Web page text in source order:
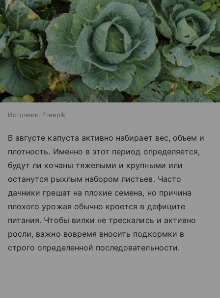
Источник: Freepik
В августе капуста активно набирает вес, объем и
плотность. Именно в этот период определяется,
будут ли кочаны тяжелыми и крупными или
останутся рыхлым набором листьев. Часто
дачники грешат на плохие семена, но причина
плохого урожая обычно кроется в дефиците
питания. Чтобы вилки не трескались и активно
росли, важно вовремя вносить подкормки в
строго определенной последовательности.